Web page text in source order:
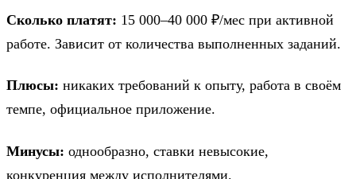
Сколько платят: 15 000–40 000 ₽/мес при активной
работе. Зависит от количества выполненных заданий.
Плюсы: никаких требований к опыту, работа в своём
темпе, официальное приложение.
Минусы: однообразно, ставки невысокие,
конкуренция между исполнителями.